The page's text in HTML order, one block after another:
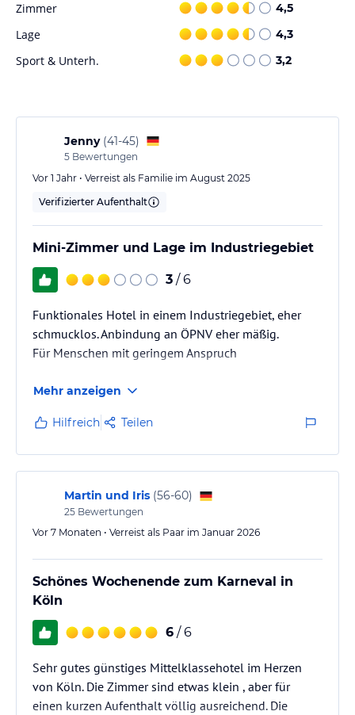
Zimmer 4,5
Lage 4,3
Sport & Unterh. 3,2
Jenny (41-45)
5 Bewertungen
Vor 1 Jahr • Verreist als Familie im August 2025
Verifizierter Aufenthalt
Mini-Zimmer und Lage im Industriegebiet
3 / 6
Funktionales Hotel in einem Industriegebiet, eher
schmucklos. Anbindung an ÖPNV eher mäßig.
Für Menschen mit geringem Anspruch
Mehr anzeigen
Hilfreich Teilen
Martin und Iris (56-60)
25 Bewertungen
Vor 7 Monaten • Verreist als Paar im Januar 2026
Schönes Wochenende zum Karneval in
Köln
6 / 6
Sehr gutes günstiges Mittelklassehotel im Herzen
von Köln. Die Zimmer sind etwas klein , aber für
einen kurzen Aufenthalt völlig ausreichend. Die